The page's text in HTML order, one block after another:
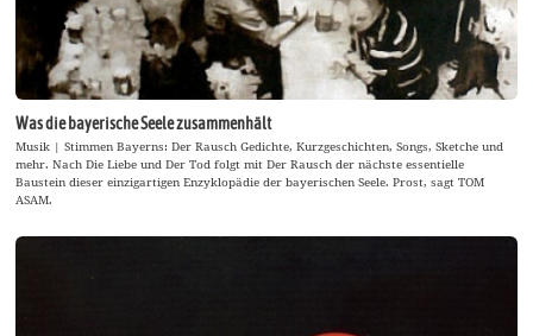
Was die bayerische Seele zusammenhält
Musik | Stimmen Bayerns: Der Rausch Gedichte, Kurzgeschichten, Songs, Sketche und
mehr. Nach Die Liebe und Der Tod folgt mit Der Rausch der nächste essentielle
Baustein dieser einzigartigen Enzyklopädie der bayerischen Seele. Prost, sagt TOM
ASAM.